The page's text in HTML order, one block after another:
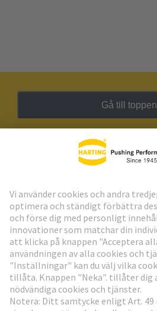
Gå till toppen
HARTING:s nyhetsbrev
Gå till registrering
Social Media